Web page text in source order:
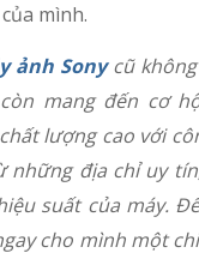
mình.
ảnh Sonycũ
mang đến cơ
lượng cao với
những địa chỉ uy
suất của máy.
cho mình một